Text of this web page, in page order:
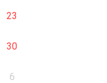
23
30
6